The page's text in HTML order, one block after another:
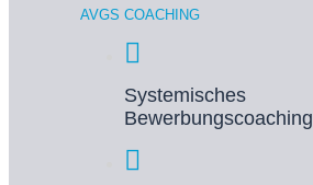
AVGS COACHING
Systemisches
Bewerbungscoaching